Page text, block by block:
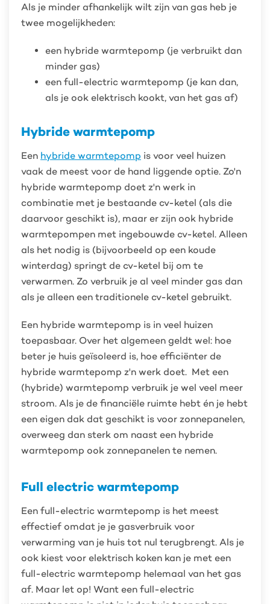
Als je minder afhankelijk wilt zijn van gas heb je
twee mogelijkheden:
een hybride warmtepomp (je verbruikt dan
minder gas)
een full-electric warmtepomp (je kan dan,
als je ook elektrisch kookt, van het gas af)
Hybride warmtepomp
Een hybride warmtepomp is voor veel huizen
vaak de meest voor de hand liggende optie. Zo'n
hybride warmtepomp doet z'n werk in
combinatie met je bestaande cv-ketel (als die
daarvoor geschikt is), maar er zijn ook hybride
warmtepompen met ingebouwde cv-ketel. Alleen
als het nodig is (bijvoorbeeld op een koude
winterdag) springt de cv-ketel bij om te
verwarmen. Zo verbruik je al veel minder gas dan
als je alleen een traditionele cv-ketel gebruikt.
Een hybride warmtepomp is in veel huizen
toepasbaar. Over het algemeen geldt wel: hoe
beter je huis geïsoleerd is, hoe efficiënter de
hybride warmtepomp z'n werk doet. Met een
(hybride) warmtepomp verbruik je wel veel meer
stroom. Als je de financiële ruimte hebt én je hebt
een eigen dak dat geschikt is voor zonnepanelen,
overweeg dan sterk om naast een hybride
warmtepomp ook zonnepanelen te nemen.
Full electric warmtepomp
Een full-electric warmtepomp is het meest
effectief omdat je je gasverbruik voor
verwarming van je huis tot nul terugbrengt. Als je
ook kiest voor elektrisch koken kan je met een
full-electric warmtepomp helemaal van het gas
af. Maar let op! Want een full-electric